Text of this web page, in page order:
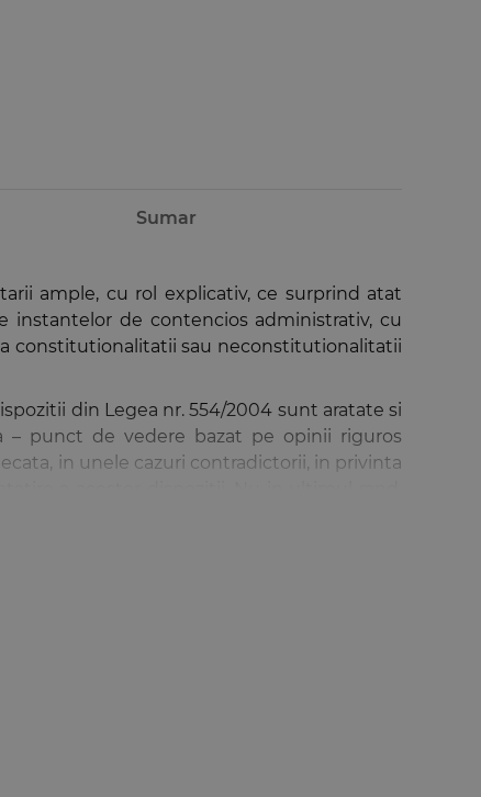
Sumar
ample, cu rol explicativ, ce surprind atat
instantelor de contencios administrativ, cu
constitutionalitatii sau neconstitutionalitatii
din Legea nr. 554/2004 sunt aratate si
– punct de vedere bazat pe opinii riguros
in unele cazuri contradictorii, in privinta
acelor dispozitii si pentru a observa
2004, si incheind ca judecator al instantei
astfel incat notiunile juridice, desi unele